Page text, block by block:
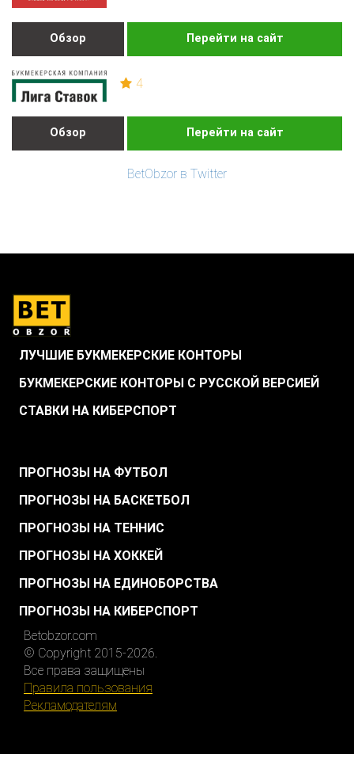
Обзор Перейти на сайт
4
Обзор Перейти на сайт
BetObzor в Twitter
ЛУЧШИЕ БУКМЕКЕРСКИЕ КОНТОРЫ
БУКМЕКЕРСКИЕ КОНТОРЫ С РУССКОЙ ВЕРСИЕЙ
СТАВКИ НА КИБЕРСПОРТ
ПРОГНОЗЫ НА ФУТБОЛ
ПРОГНОЗЫ НА БАСКЕТБОЛ
ПРОГНОЗЫ НА ТЕННИС
ПРОГНОЗЫ НА ХОККЕЙ
ПРОГНОЗЫ НА ЕДИНОБОРСТВА
ПРОГНОЗЫ НА КИБЕРСПОРТ
Betobzor.com
© Copyright 2015-2026.
Все права защищены
Правила пользования
Рекламодателям